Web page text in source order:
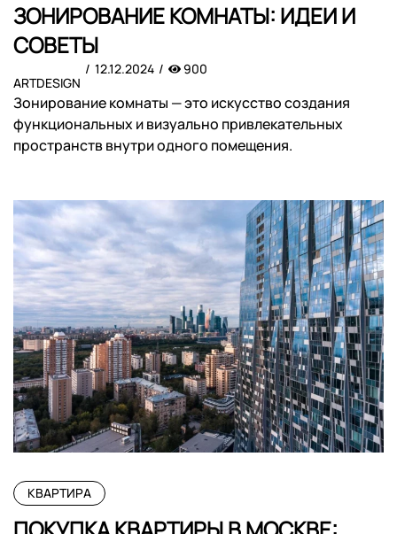
ЗОНИРОВАНИЕ КОМНАТЫ: ИДЕИ И
СОВЕТЫ
ARTDESIGN
12.12.2024 900
Зонирование комнаты — это искусство создания
функциональных и визуально привлекательных
пространств внутри одного помещения.
КВАРТИРА